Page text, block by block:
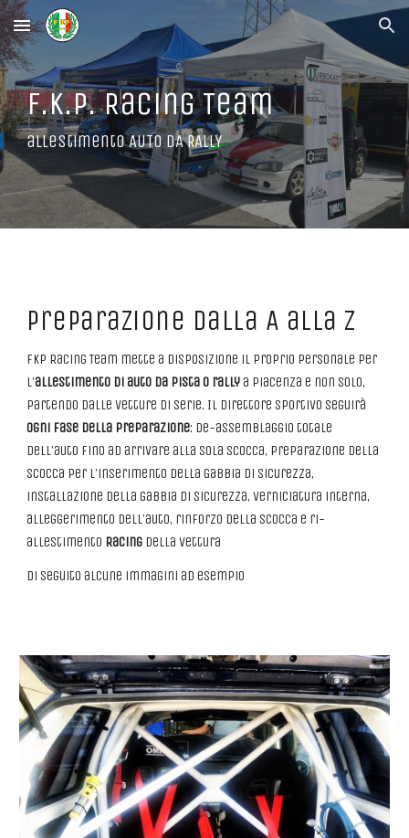
Skip to main content Skip to navigation
F.K.P. Racing Team
allestimento AUTO DA RALLY
Preparazione dalla A alla Z
Fkp Racing Team mette a disposizione il proprio personale per
l'allestimento di auto da pista o rallya Piacenza e non solo,
partendo dalle vetture di serie. Il Direttore Sportivo seguirà
ogni fase della preparazione: de-assemblaggio totale
dell'auto fino ad arrivare alla sola scocca, preparazione della
scocca per l'inserimento della Gabbia di sicurezza,
installazione della Gabbia di sicurezza, verniciatura interna,
alleggerimento dell'auto, rinforzo della scocca e ri-
allestimento Racing della vettura
Di seguito alcune immagini ad esempio